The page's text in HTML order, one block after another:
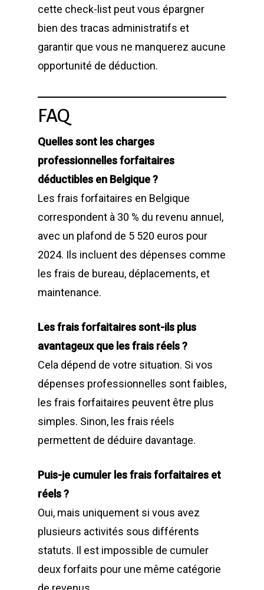
cette check-list peut vous épargner
bien des tracas administratifs et
garantir que vous ne manquerez aucune
opportunité de déduction.
FAQ
Quelles sont les charges
professionnelles forfaitaires
déductibles en Belgique ?
Les frais forfaitaires en Belgique
correspondent à 30 % du revenu annuel,
avec un plafond de 5 520 euros pour
2024. Ils incluent des dépenses comme
les frais de bureau, déplacements, et
maintenance.
Les frais forfaitaires sont-ils plus
avantageux que les frais réels ?
Cela dépend de votre situation. Si vos
dépenses professionnelles sont faibles,
les frais forfaitaires peuvent être plus
simples. Sinon, les frais réels
permettent de déduire davantage.
Puis-je cumuler les frais forfaitaires et
réels ?
Oui, mais uniquement si vous avez
plusieurs activités sous différents
statuts. Il est impossible de cumuler
deux forfaits pour une même catégorie